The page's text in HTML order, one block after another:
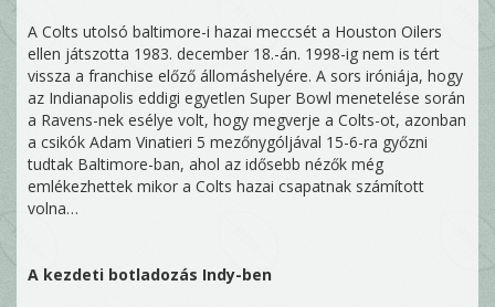
A Colts utolsó baltimore-i hazai meccsét a Houston Oilers
ellen játszotta 1983. december 18.-án. 1998-ig nem is tért
vissza a franchise előző állomáshelyére. A sors iróniája, hogy
az Indianapolis eddigi egyetlen Super Bowl menetelése során
a Ravens-nek esélye volt, hogy megverje a Colts-ot, azonban
a csikók Adam Vinatieri 5 mezőnygóljával 15-6-ra győzni
tudtak Baltimore-ban, ahol az idősebb nézők még
emlékezhettek mikor a Colts hazai csapatnak számított
volna…
A kezdeti botladozás Indy-ben